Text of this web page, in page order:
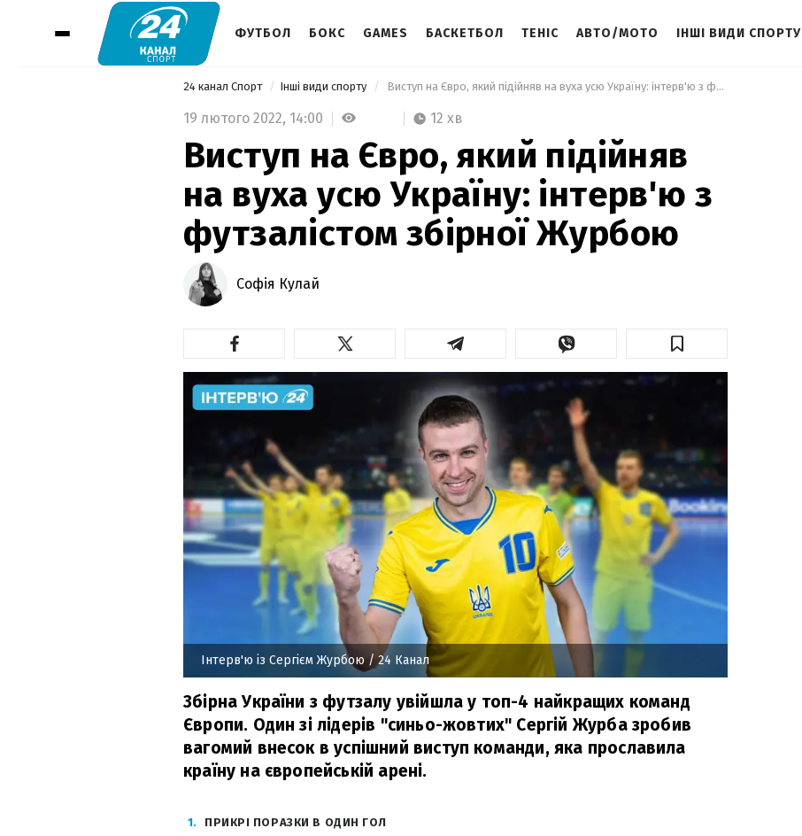
ФУТБОЛ БОКС GAMES БАСКЕТБОЛ ТЕНІС АВТО/МОТО ІНШІ ВИДИ СПОРТУ
24 канал Спорт Інші види спорту Виступ на Євро, який підійняв на вуха усю Україну: інтерв'ю з футзалістом збірної Журбою
19 лютого 2022, 14:00 12 хв
Виступ на Євро, який підійняв
на вуха усю Україну: інтерв'ю з
футзалістом збірної Журбою
Софія Кулай
Інтерв'ю із Сергієм Журбою / 24 Канал
Збірна України з футзалу увійшла у топ-4 найкращих команд
Європи. Один зі лідерів "синьо-жовтих" Сергій Журба зробив
вагомий внесок в успішний виступ команди, яка прославила
країну на європейській арені.
1 ПРИКРІ ПОРАЗКИ В ОДИН ГОЛ